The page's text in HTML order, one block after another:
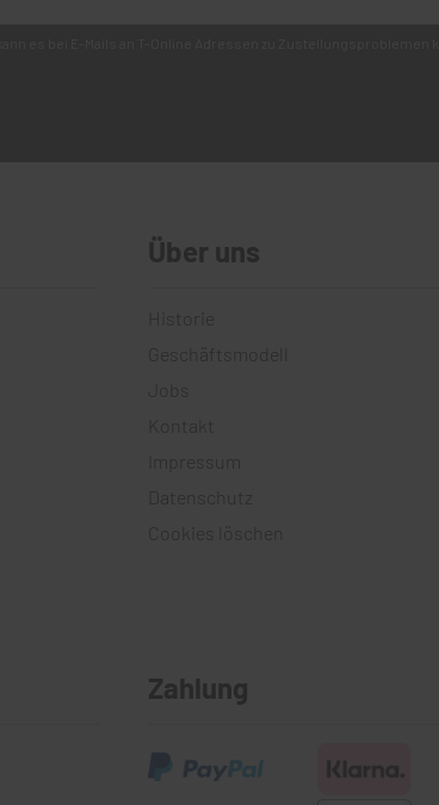
Über uns
Geschäftsmodell
Kontakt
Impressum
Datenschutz
Cookies löschen
Zahlung